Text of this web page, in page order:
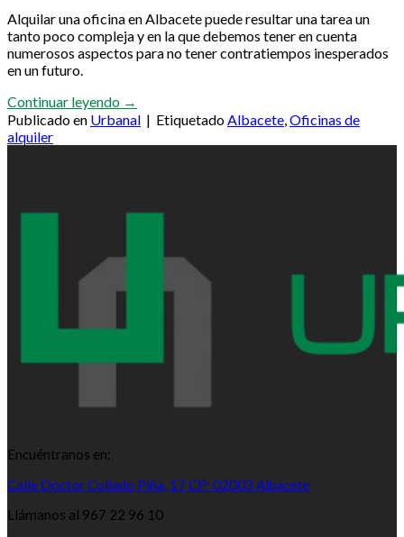
Alquilar una oficina en Albacete puede resultar una tarea un
tanto poco compleja y en la que debemos tener en cuenta
numerosos aspectos para no tener contratiempos inesperados
en un futuro.
Continuar leyendo →
Publicado en Urbanal | EtiquetadoAlbacete,Oficinas de
alquiler
Encuéntranos en:
Calle Doctor Collado Piña, 17 CP: 02003 Albacete
Llámanos al 967 22 96 10